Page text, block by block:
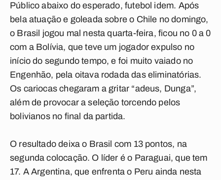
Público abaixo do esperado, futebol idem. Após
bela atuação e goleada sobre o Chile no domingo,
o Brasil jogou mal nesta quarta-feira, ficou no 0 a 0
com a Bolívia, que teve um jogador expulso no
início do segundo tempo, e foi muito vaiado no
Engenhão, pela oitava rodada das eliminatórias.
Os cariocas chegaram a gritar “adeus, Dunga”,
além de provocar a seleção torcendo pelos
bolivianos no final da partida.
O resultado deixa o Brasil com 13 pontos, na
segunda colocação. O líder é o Paraguai, que tem
17. A Argentina, que enfrenta o Peru ainda nesta